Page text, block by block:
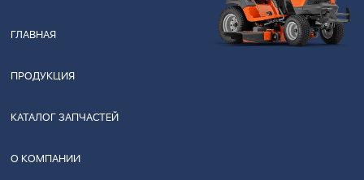
ГЛАВНАЯ
ПРОДУКЦИЯ
КАТАЛОГ ЗАПЧАСТЕЙ
О КОМПАНИИ